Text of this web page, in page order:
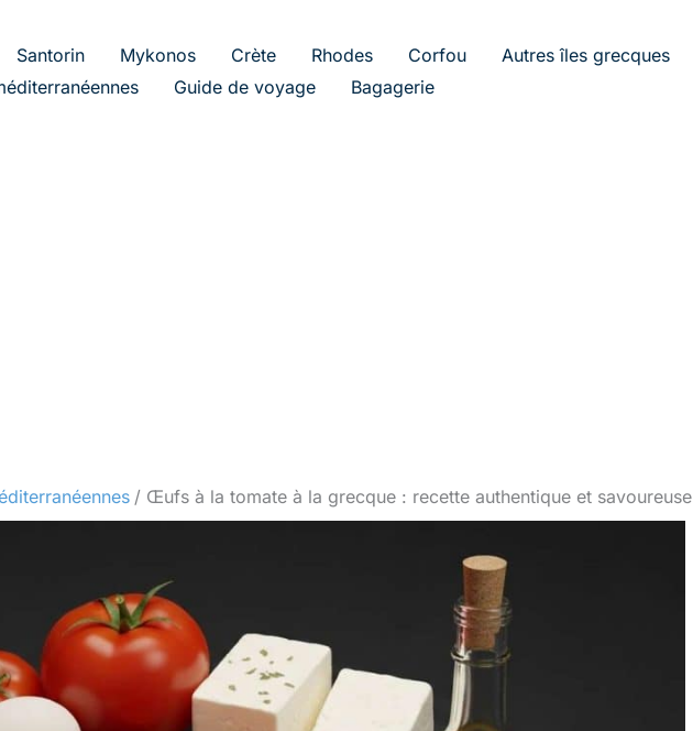
Santorin Mykonos Crète Rhodes Corfou Autres îles grecques
Guide de voyage Bagagerie
Œufs à la tomate à la grecque : recette authentique et savoureuse